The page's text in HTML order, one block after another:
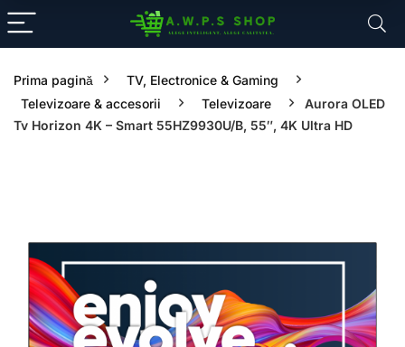
Prima pagină
TV, Electronice & Gaming
Televizoare & accesorii
Televizoare
Aurora OLED
Tv Horizon 4K – Smart 55HZ9930U/B, 55″, 4K Ultra HD